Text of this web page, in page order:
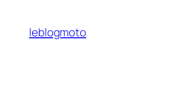
contenu
leblogmoto